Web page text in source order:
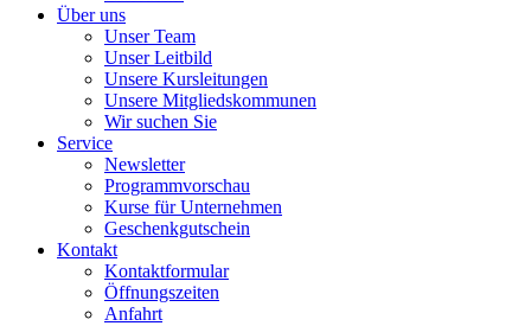
Über uns
Unser Team
Unser Leitbild
Unsere Kursleitungen
Unsere Mitgliedskommunen
Wir suchen Sie
Service
Newsletter
Programmvorschau
Kurse für Unternehmen
Geschenkgutschein
Kontakt
Kontaktformular
Öffnungszeiten
Anfahrt